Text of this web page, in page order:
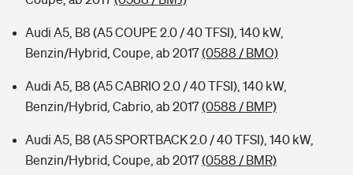
Audi A5, B8 (A5 COUPE 2.0 / 40 TFSI), 140 kW,
Benzin/Hybrid, Coupe, ab 2017(0588 / BMO)
Audi A5, B8 (A5 CABRIO 2.0 / 40 TFSI), 140 kW,
Benzin/Hybrid, Cabrio, ab 2017(0588 / BMP)
Audi A5, B8 (A5 SPORTBACK 2.0 / 40 TFSI), 140 kW,
Benzin/Hybrid, Coupe, ab 2017(0588 / BMR)